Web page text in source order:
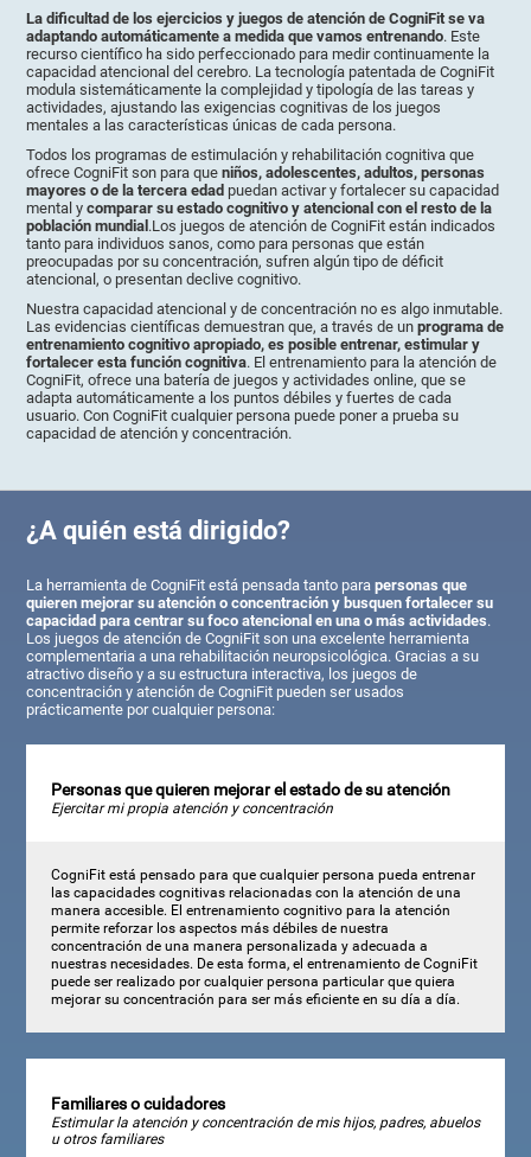
La dificultad de los ejercicios y juegos de atención de CogniFit se va
adaptando automáticamente a medida que vamos entrenando. Este
recurso científico ha sido perfeccionado para medir continuamente la
capacidad atencional del cerebro. La tecnología patentada de CogniFit
modula sistemáticamente la complejidad y tipología de las tareas y
actividades, ajustando las exigencias cognitivas de los juegos
mentales a las características únicas de cada persona.
Todos los programas de estimulación y rehabilitación cognitiva que
ofrece CogniFit son para queniños, adolescentes, adultos, personas
mayores o de la tercera edad puedan activar y fortalecer su capacidad
mental ycomparar su estado cognitivo y atencional con el resto de la
población mundial .Los juegos de atención de CogniFit están indicados
tanto para individuos sanos, como para personas que están
preocupadas por su concentración, sufren algún tipo de déficit
atencional, o presentan declive cognitivo.
Nuestra capacidad atencional y de concentración no es algo inmutable.
Las evidencias científicas demuestran que, a través de unprograma de
entrenamiento cognitivo apropiado, es posible entrenar, estimular y
fortalecer esta función cognitiva. El entrenamiento para la atención de
CogniFit, ofrece una batería de juegos y actividades online, que se
adapta automáticamente a los puntos débiles y fuertes de cada
usuario. Con CogniFit cualquier persona puede poner a prueba su
capacidad de atención y concentración.
¿A quién está dirigido?
La herramienta de CogniFit está pensada tanto parapersonas que
quieren mejorar su atención o concentración y busquen fortalecer su
capacidad para centrar su foco atencional en una o más actividades.
Los juegos de atención de CogniFit son una excelente herramienta
complementaria a una rehabilitación neuropsicológica. Gracias a su
atractivo diseño y a su estructura interactiva, los juegos de
concentración y atención de CogniFit pueden ser usados
prácticamente por cualquier persona:
Personas que quieren mejorar el estado de su atención
Ejercitar mi propia atención y concentración
CogniFit está pensado para que cualquier persona pueda entrenar
las capacidades cognitivas relacionadas con la atención de una
manera accesible. El entrenamiento cognitivo para la atención
permite reforzar los aspectos más débiles de nuestra
concentración de una manera personalizada y adecuada a
nuestras necesidades. De esta forma, el entrenamiento de CogniFit
puede ser realizado por cualquier persona particular que quiera
mejorar su concentración para ser más eficiente en su día a día.
Familiares o cuidadores
Estimular la atención y concentración de mis hijos, padres, abuelos
u otros familiares